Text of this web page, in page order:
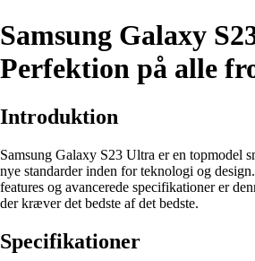
Samsung Galaxy
Perfektion på alle
Introduktion
Samsung Galaxy S23 Ultra er en topmodel
nye standarder inden for teknologi og
features og avancerede specifikationer er
der kræver det bedste af det bedste.
Specifikationer